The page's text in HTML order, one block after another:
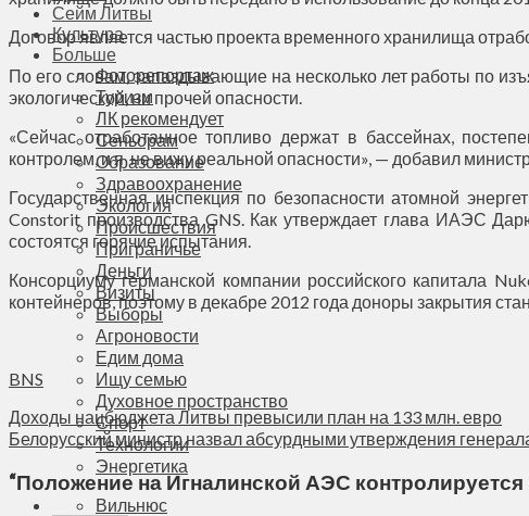
Сейм Литвы
Культура
Больше
Фоторепортаж
Туризм
ЛК рекомендует
Сеньорам
Образование
Здравоохранение
Экология
Происшествия
Приграничье
Деньги
Визиты
Выборы
Агроновости
Едим дома
Ищу семью
Духовное пространство
Спорт
Технологии
Энергетика
Вильнюс
Договор является частью проекта временного хранилища
По его словам, запаздывающие на несколько лет работы по
экологической, ни прочей опасности.
«Сейчас отработанное топливо держат в бассейнах,
контролем, и я не вижу реальной опасности», — добавил
Государственная инспекция по безопасности атомной
Constorit производства GNS. Как утверждает глава ИАЭС
состоятся горячие испытания.
Консорциуму германской компании российского капитала
контейнеров, поэтому в декабре 2012 года доноры закрытия
BNS
Доходы нацбюджета Литвы превысили план на 133 млн. евро
Белорусский министр назвал абсурдными утверждения
“Положение на Игналинской АЭС контролируется